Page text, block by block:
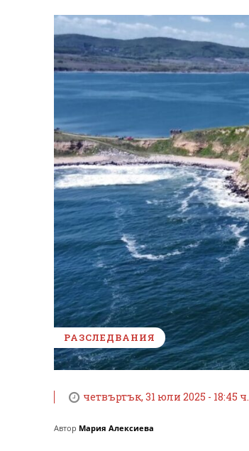
РАЗСЛЕДВАНИЯ
четвъртък, 31 юли 2025 - 18:45 ч.
Автор Мария Алексиева